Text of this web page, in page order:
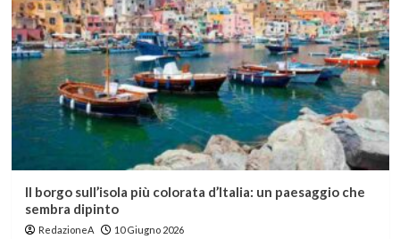
Il borgo sull’isola più colorata d’Italia: un paesaggio che
sembra dipinto
RedazioneA 10 Giugno 2026